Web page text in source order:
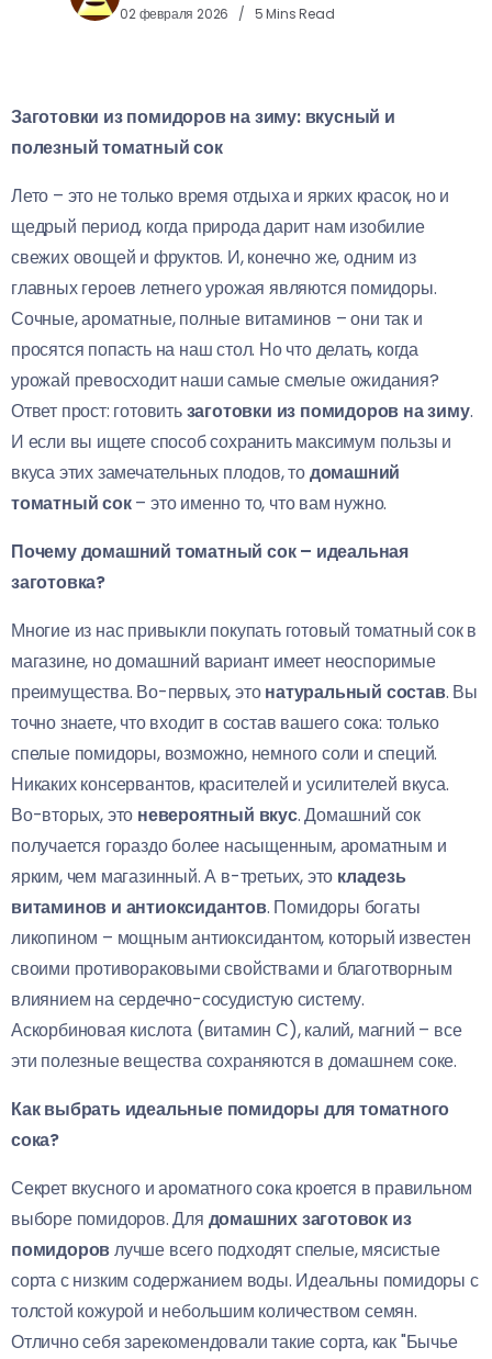
02 февраля 2026 5 Mins Read
Заготовки из помидоров на зиму: вкусный и
полезный томатный сок
Лето – это не только время отдыха и ярких красок, но и
щедрый период, когда природа дарит нам изобилие
свежих овощей и фруктов. И, конечно же, одним из
главных героев летнего урожая являются помидоры.
Сочные, ароматные, полные витаминов – они так и
просятся попасть на наш стол. Но что делать, когда
урожай превосходит наши самые смелые ожидания?
Ответ прост: готовитьзаготовки из помидоров на зиму.
И если вы ищете способ сохранить максимум пользы и
вкуса этих замечательных плодов, тодомашний
томатный сок– это именно то, что вам нужно.
Почему домашний томатный сок – идеальная
заготовка?
Многие из нас привыкли покупать готовый томатный сок в
магазине, но домашний вариант имеет неоспоримые
преимущества. Во-первых, этонатуральный состав. Вы
точно знаете, что входит в состав вашего сока: только
спелые помидоры, возможно, немного соли и специй.
Никаких консервантов, красителей и усилителей вкуса.
Во-вторых, это невероятный вкус. Домашний сок
получается гораздо более насыщенным, ароматным и
ярким, чем магазинный. А в-третьих, это кладезь
витаминов и антиоксидантов. Помидоры богаты
ликопином – мощным антиоксидантом, который известен
своими противораковыми свойствами и благотворным
влиянием на сердечно-сосудистую систему.
Аскорбиновая кислота (витамин С), калий, магний – все
эти полезные вещества сохраняются в домашнем соке.
Как выбрать идеальные помидоры для томатного
сока?
Секрет вкусного и ароматного сока кроется в правильном
выборе помидоров. Для домашних заготовок из
помидоровлучше всего подходят спелые, мясистые
сорта с низким содержанием воды. Идеальны помидоры с
толстой кожурой и небольшим количеством семян.
Отлично себя зарекомендовали такие сорта, как "Бычье